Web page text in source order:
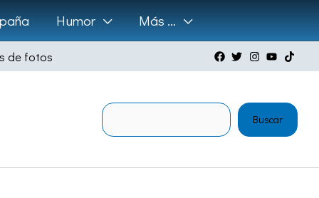
Humor Más …
de fotos
Buscar